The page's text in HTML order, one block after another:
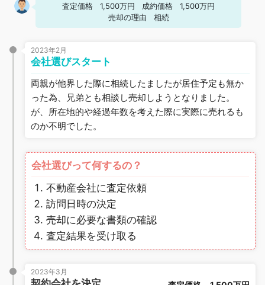
査定価格
1,500万円 成約価格
1,500万円
売却の理由
相続
2023年2月
会社選びスタート
両親が他界した際に相続したましたが居住予定も無か
った為、兄弟とも相談し売却しようとなりました。
が、所在地的や経過年数を考えた際に実際に売れるも
のか不明でした。
会社選びって何するの？
不動産会社に査定依頼
訪問日時の決定
売却に必要な書類の確認
査定結果を受け取る
2023年3月